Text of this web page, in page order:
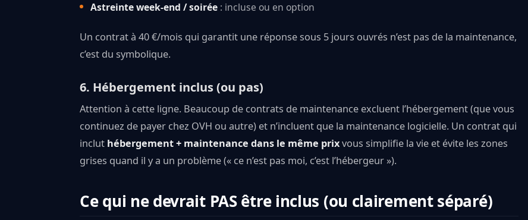
Astreinte week-end / soirée : incluse ou en option
Un contrat à 40 €/mois qui garantit une réponse sous 5 jours ouvrés n’est pas de la maintenance,
c’est du symbolique.
6. Hébergement inclus (ou pas)
Attention à cette ligne. Beaucoup de contrats de maintenance excluent l’hébergement (que vous
continuez de payer chez OVH ou autre) et n’incluent que la maintenance logicielle. Un contrat qui
inclut hébergement + maintenance dans le même prixvous simplifie la vie et évite les zones
grises quand il y a un problème (« ce n’est pas moi, c’est l’hébergeur »).
Ce qui ne devrait PAS être inclus (ou clairement séparé)